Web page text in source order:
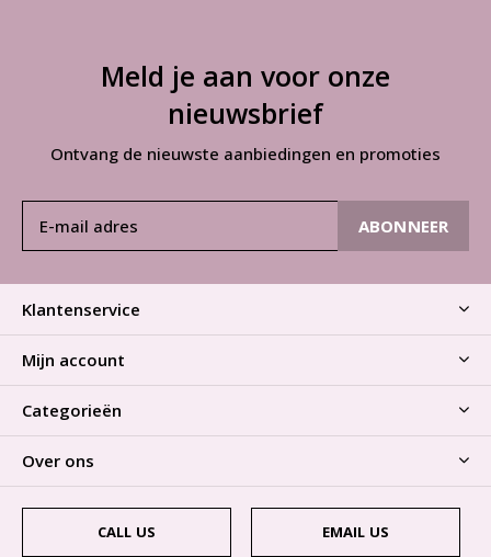
Meld je aan voor onze
nieuwsbrief
Ontvang de nieuwste aanbiedingen en promoties
ABONNEER
Klantenservice
Mijn account
Categorieën
Over ons
CALL US EMAIL US